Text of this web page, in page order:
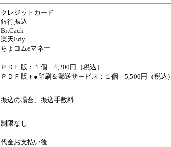
クレジットカード
銀行振込
BitCach
楽天Edy
ちょコムeマネー
ＰＤＦ版：１個 4,200円（税込）
ＰＤＦ版＋●印刷＆郵送サービス：１個 5,500円（税込）
振込の場合、振込手数料
制限なし
代金お支払い後